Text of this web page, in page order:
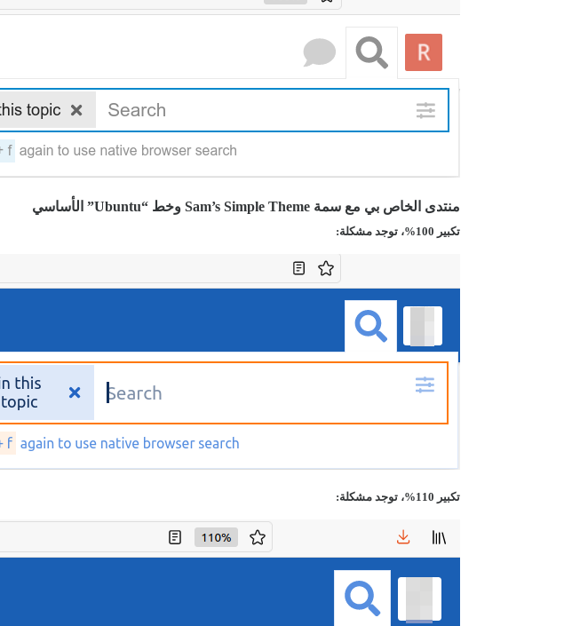
منتدى الخاص بي مع سمة Sam’s Simple Theme وخط “Ubuntu” الأساسي
تكبير 100%، توجد مشكلة:
تكبير 110%، توجد مشكلة: